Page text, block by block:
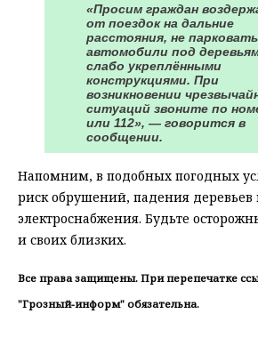
«Просим граждан
от поездок на дальние
расстояния, не парковать
автомобили под
слабо укреплёнными
конструкциями. При
возникновении
ситуаций звоните по
или 112», — говорится в
сообщении.
Напомним, в подобных погодных
риск обрушений, падения
электроснабжения. Будьте
и своих близких.
Все права защищены. При перепечатке
"Грозный-информ" обязательна.